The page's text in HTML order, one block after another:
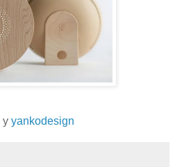
y yankodesign